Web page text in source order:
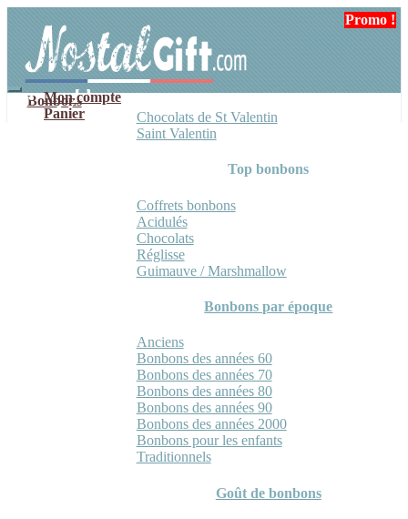
navigation
contenu
Mon compte
Panier
Bonbons
Chocolats de St Valentin
Saint Valentin
Top bonbons
Coffrets bonbons
Acidulés
Chocolats
Réglisse
Guimauve / Marshmallow
Bonbons par époque
Anciens
Bonbons des années 60
Bonbons des années 70
Bonbons des années 80
Bonbons des années 90
Bonbons des années 2000
Bonbons pour les enfants
Traditionnels
Goût de bonbons
Promo !
Promo !